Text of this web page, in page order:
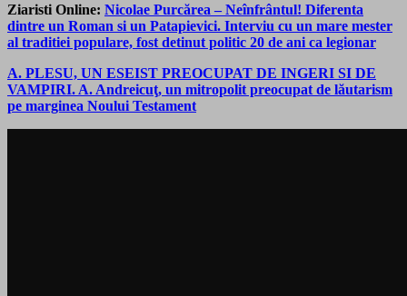
Ziaristi Online: Nicolae Purcărea – Neînfrântul! Diferenta
dintre un Roman si un Patapievici. Interviu cu un mare mester
al traditiei populare, fost detinut politic 20 de ani ca legionar
A. PLESU, UN ESEIST PREOCUPAT DE INGERI SI DE
VAMPIRI. A. Andreicuţ, un mitropolit preocupat de lăutarism
pe marginea Noului Testament